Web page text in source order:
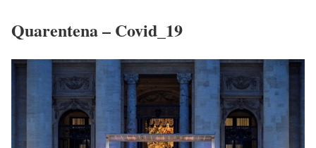
Quarentena – Covid_19